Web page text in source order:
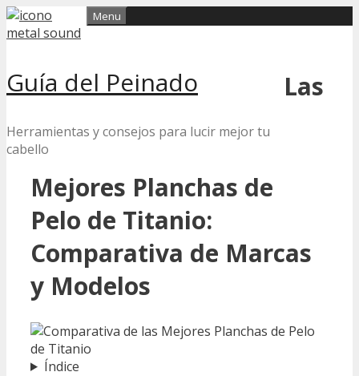
Skip
to
Guía del Peinado
Herramientas y consejos para lucir mejor tu
cabello
Menu
Las
Mejores Planchas de
Pelo de Titanio:
Comparativa de Marcas
y Modelos
Índice